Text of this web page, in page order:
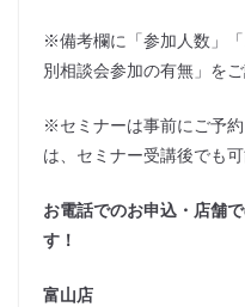
※備考欄に「参加人数」
別相談会参加の有無」をご
※セミナーは事前にご予
は、セミナー受講後でも可
お電話でのお申込・店舗
す！
富山店